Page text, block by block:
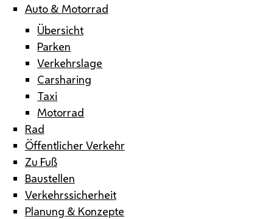
Auto & Motorrad
Übersicht
Parken
Verkehrslage
Carsharing
Taxi
Motorrad
Rad
Öffentlicher Verkehr
Zu Fuß
Baustellen
Verkehrssicherheit
Planung & Konzepte